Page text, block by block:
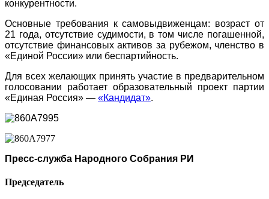
конкурентности.
Основные требования к самовыдвиженцам: возраст от
21 года, отсутствие судимости, в том числе погашенной,
отсутствие финансовых активов за рубежом, членство в
«Единой России» или беспартийность.
Для всех желающих принять участие в предварительном
голосовании работает образовательный проект партии
«Единая Россия» — «Кандидат».
Пресс-служба Народного Собрания РИ
Председатель